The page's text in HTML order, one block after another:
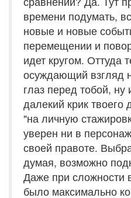
времени подумать,
новые и новые
перемещении и
идет кругом. Оттуда
осуждающий взгляд
глаз перед тобой, ну
далекий крик твоего
"на личную
уверен ни в
своей правоте.
думая, возможно
Даже при сложности
было максимально